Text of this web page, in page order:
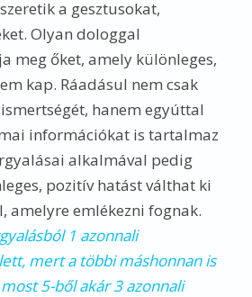
a gesztusokat,
Olyan dologgal
meg őket, amely különleges,
kap. Ráadásul nem csak
hanem egyúttal
információkat is tartalmaz
alkalmával pedig
pozitív hatást válthat ki
amelyre emlékezni fognak.
1 azonnali
mert a többi máshonnan is
5-ből akár 3 azonnali